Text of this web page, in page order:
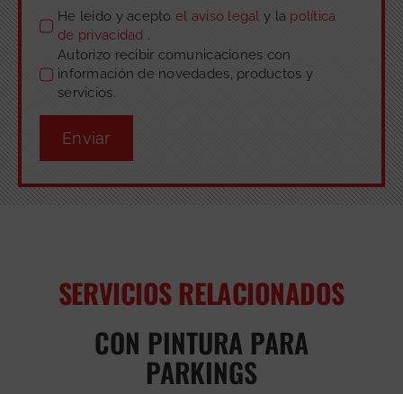
He leído y acepto el aviso legaly la política
de privacidad .
Autorizo recibir comunicaciones con
información de novedades, productos y
servicios.
Enviar
SERVICIOS RELACIONADOS
CON PINTURA PARA
PARKINGS